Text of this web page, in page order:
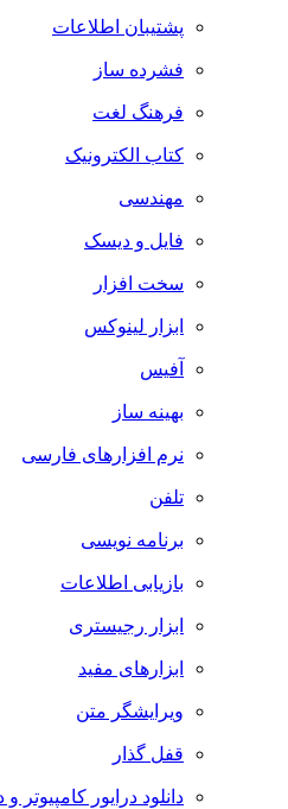
پشتیبان اطلاعات
فشرده ساز
فرهنگ لغت
کتاب الکترونیک
مهندسی
فایل و دیسک
سخت افزار
ابزار لینوکس
آفیس
بهینه ساز
نرم افزارهای فارسی
تلفن
برنامه نویسی
بازیابی اطلاعات
ابزار رجیستری
ابزارهای مفید
ویرایشگر متن
قفل گذار
دانلود درایور کامپیوتر